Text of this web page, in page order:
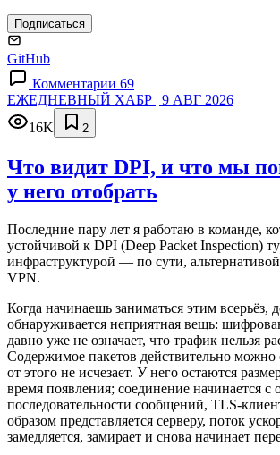
Подписаться
GitHub
Комментарии 69
ЕЖЕДНЕВНЫЙ ХАБР | 9 АВГ 2026
16K
2
Что видит DPI, и что мы
у него отобрать
Последние пару лет я работаю в команде,
устойчивой к DPI (Deep Packet Inspection)
инфраструктурой — по сути,
VPN.
Когда начинаешь заниматься этим всерьёз,
обнаруживается неприятная вещь:
давно уже не означает, что трафик нельзя
Содержимое пакетов действительно можно
от этого не исчезает. У него остаются
время появления; соединение начинается с
последовательности сообщений, TLS-
образом представляется серверу, поток
замедляется, замирает и снова начинает